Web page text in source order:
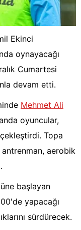
Ekinci
oynayacağı
Cumartesi
devam etti.
Mehmet Ali
oyuncular,
Topa
antrenman, aerobik
başlayan
yapacağı
sürdürecek.